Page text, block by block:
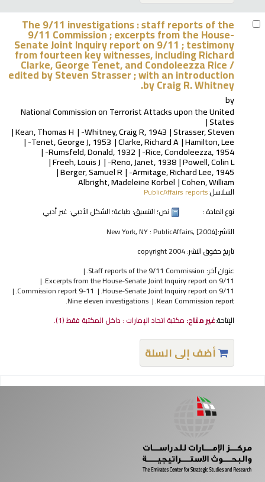
The 9/11 investigations : staff reports of the
9/11 Commission ; excerpts from the House-
Senate Joint Inquiry report on 9/11 ; testimony
from fourteen key witnesses, including Richard
Clarke, George Tenet, and Condoleezza Rice /
edited by Steven Strasser ; with an introduction
by Craig R. Whitney.
by
National Commission on Terrorist Attacks upon the United
States
Strasser, Steven
Whitney, Craig R, 1943-
Kean, Thomas H
Hamilton, Lee
Clarke, Richard A
Tenet, George J, 1953-
Rice, Condoleezza, 1954-
Rumsfeld, Donald, 1932-
Powell, Colin L
Reno, Janet, 1938-
Freeh, Louis J
Armitage, Richard Lee, 1945-
Berger, Samuel R
Cohen, William
Albright, Madeleine Korbel
السلاسل:PublicAffairs reports
نوع المادة :
نص؛ التنسيق: طباعة؛ الشكل الأدبي: غير أدبي
الناشر:New York, NY : PublicAffairs, [2004]
تاريخ حقوق النشر:
عنوان آخر: Staff reports of the 9/11 Commission.
Excerpts from the House-Senate Joint Inquiry report on 9/11.
House-Senate Joint Inquiry report on 9/11.
9-11 Commission report.
Kean Commission report.
Nine eleven investigations.
الإتاحة:غير متاح: مكتبة اتحاد الإمارات : داخل المكتبة فقط(1).
أضف إلى السلة